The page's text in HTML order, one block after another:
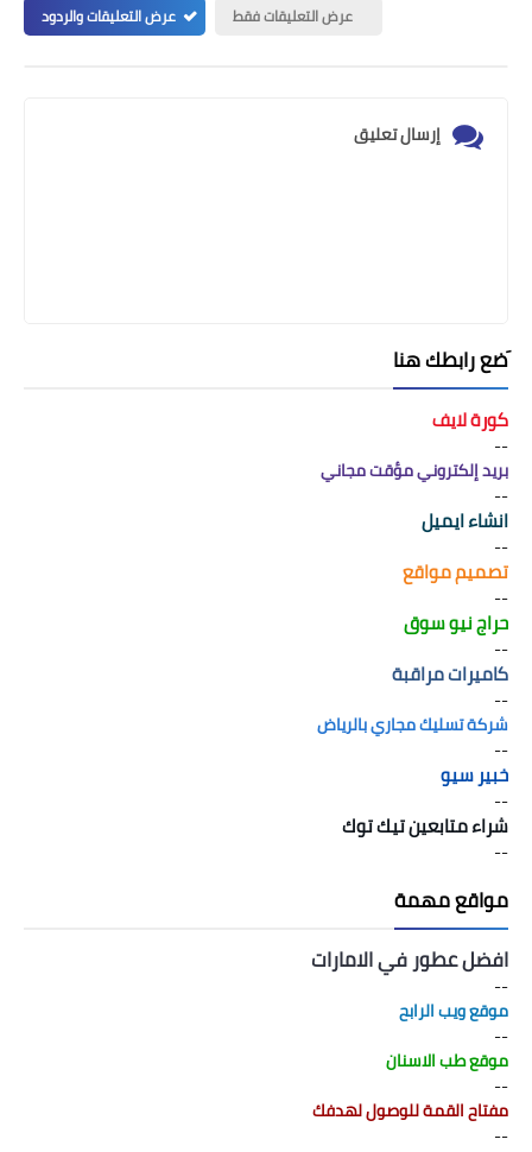
عرض التعليقات فقط
عرض التعليقات والردود
إرسال تعليق
َضع رابطك هنا
كورة لايف
--
بريد إلكتروني مؤقت مجاني
--
انشاء ايميل
--
تصميم مواقع
--
حراج نيو سوق
--
كاميرات مراقبة
--
شركة تسليك مجاري بالرياض
--
خبير سيو
--
شراء متابعين تيك توك
--
مواقع مهمة
افضل عطور في الامارات
--
موقع ويب الرابح
--
موقع طب الاسنان
--
مفتاح القمة للوصول لهدفك
--